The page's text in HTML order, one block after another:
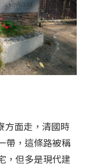
方面走，清國時
帶，這條路被稱
，但多是現代建